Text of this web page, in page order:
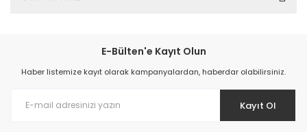
E-Bülten'e Kayıt Olun
Haber listemize kayıt olarak kampanyalardan, haberdar olabilirsiniz.
Kayıt Ol